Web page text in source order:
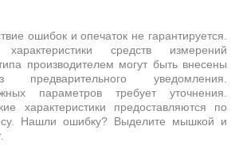
ошибок и опечаток не гарантируется.
средств измерений
производителем могут быть внесены
предварительного уведомления.
параметров требует уточнения.
характеристики предоставляются по
Нашли ошибку? Выделите мышкой и